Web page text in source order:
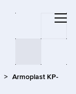
Armoplast KP-